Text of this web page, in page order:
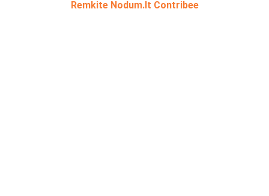
Remkite Nodum.lt Contribee